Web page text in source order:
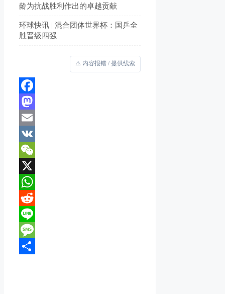
龄为抗战胜利作出的卓越贡献
环球快讯 | 混合团体世界杯：国乒全
胜晋级四强
⚠️ 内容报错 / 提供线索
Facebook
Mastodon
Email
VK
WeChat
X
WhatsApp
Reddit
Line
Message